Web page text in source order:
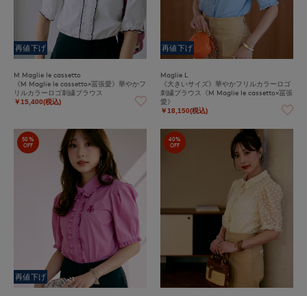
再値下げ
M Maglie le cassetto
《M Maglie le cassetto×冨張愛》華やかフ
リルカラーロゴ刺繍ブラウス
￥15,400(税込)
再値下げ
Maglie L
《大きいサイズ》華やかフリルカラーロゴ
刺繍ブラウス《M Maglie le cassetto×冨張
愛》
￥18,150(税込)
50%
OFF
再値下げ
40%
OFF